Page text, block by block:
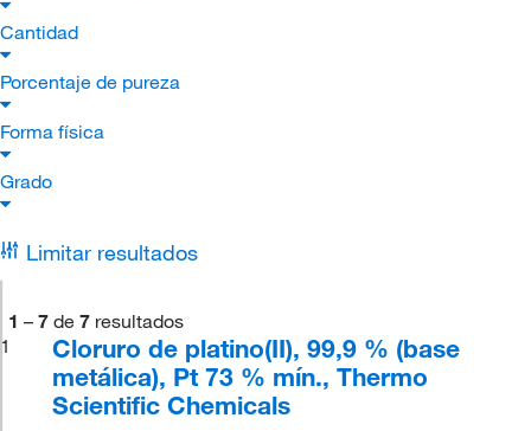
Cantidad
Porcentaje de pureza
Forma física
Grado
Limitar resultados
1 – 7 de 7 resultados
1
Cloruro de platino(II), 99,9 % (base
metálica), Pt 73 % mín., Thermo
Scientific Chemicals